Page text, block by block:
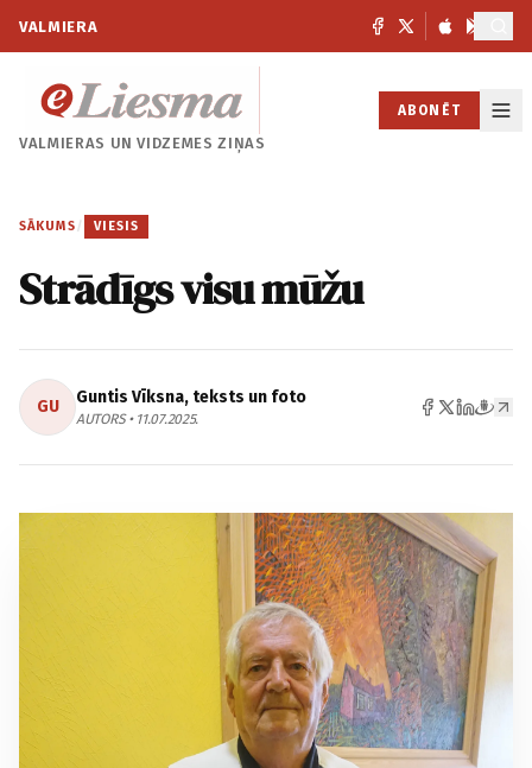
VALMIERA
VALMIERAS UNVIDZEMES ZIŅAS
ABONĒT
SĀKUMS / VIESIS
Strādīgs visu mūžu
GU Guntis Vīksna, teksts un foto
AUTORS • 11.07.2025.